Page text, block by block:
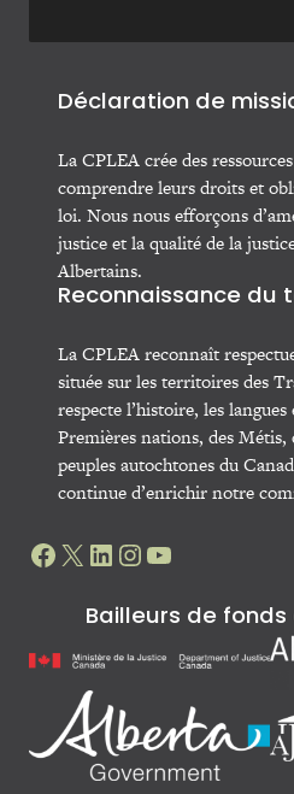
Déclaration de
La CPLEA crée des
comprendre leurs droits et
loi. Nous nous efforçons
justice et la qualité de la
Albertains.
Reconnaissance du
La CPLEA reconnaît
située sur les territoires des
respecte l’histoire, les
Premières nations, des
peuples autochtones du
continue d’enrichir notre
Facebook
X LinkedIn
Instagram
YouTube
Bailleurs de